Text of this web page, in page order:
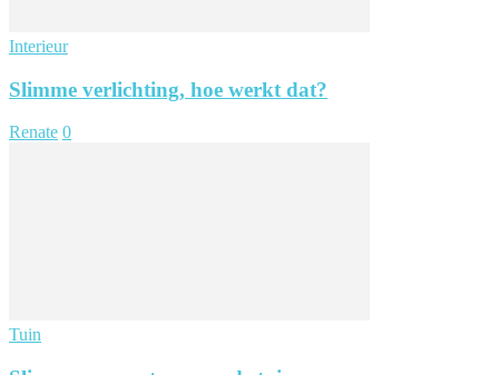
Interieur
Slimme verlichting, hoe werkt dat?
Renate 0
Tuin